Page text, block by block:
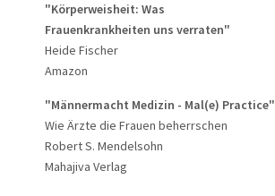
"Körperweisheit: Was
Frauenkrankheiten uns verraten"
Heide Fischer
Amazon
"Männermacht Medizin - Mal(e) Practice"
Wie Ärzte die Frauen beherrschen
Robert S. Mendelsohn
Mahajiva Verlag